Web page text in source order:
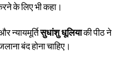
के लिए भी कहा।
न्यायमूर्तिसुधांशु धूलियाकी पीठ ने
बंद होना चाहिए।